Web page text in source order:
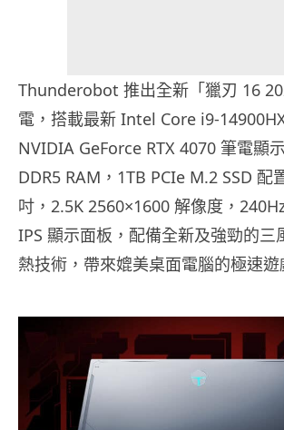
Thunderobot 推出全新「獵刃 16
電，搭載最新 Intel Core i9-
NVIDIA GeForce RTX 4070 筆電顯
DDR5 RAM，1TB PCIe M.2 SSD 配
吋，2.5K 2560×1600 解像度，
IPS 顯示面板，配備全新及強勁的三
熱技術，帶來媲美桌面電腦的極速遊